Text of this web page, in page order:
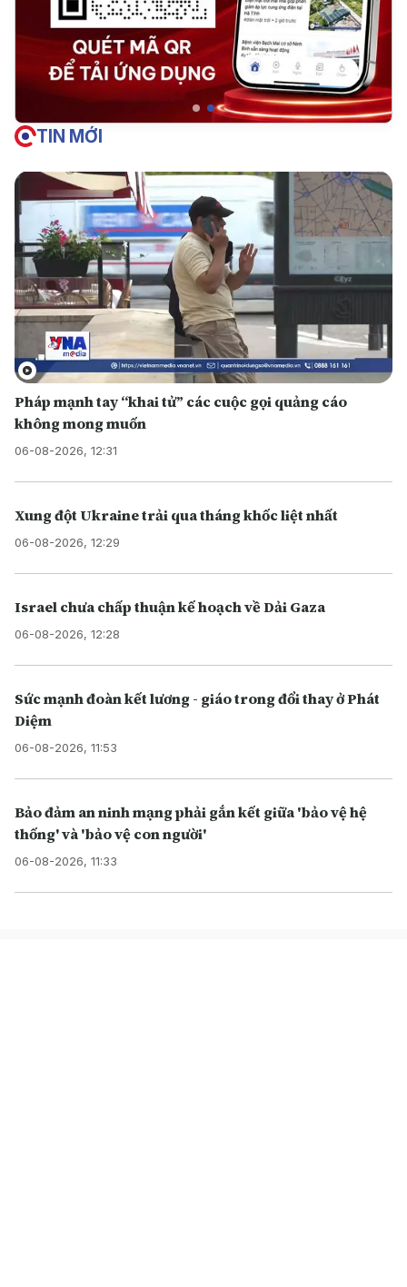
TIN MỚI
Pháp mạnh tay “khai tử” các cuộc gọi quảng cáo
không mong muốn
06-08-2026, 12:31
Xung đột Ukraine trải qua tháng khốc liệt nhất
06-08-2026, 12:29
Israel chưa chấp thuận kế hoạch về Dải Gaza
06-08-2026, 12:28
Sức mạnh đoàn kết lương - giáo trong đổi thay ở Phát
Diệm
06-08-2026, 11:53
Bảo đảm an ninh mạng phải gắn kết giữa 'bảo vệ hệ
thống' và 'bảo vệ con người'
06-08-2026, 11:33